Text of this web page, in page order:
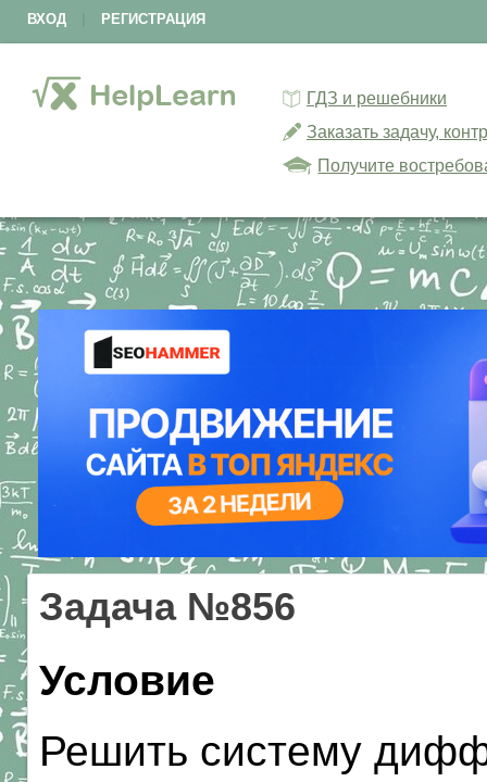
ВХОД РЕГИСТРАЦИЯ
ГДЗ и решебники
Заказать задачу,
Получите
Задача №856
Условие
Решить систему